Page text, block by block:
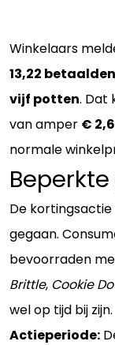
Winkelaars
13,22
vijf potten. Dat
van amper €
normale
De
gegaan.
bevoorraden
Brittle, Cookie
wel op tijd bij zijn.
Actieperiode: